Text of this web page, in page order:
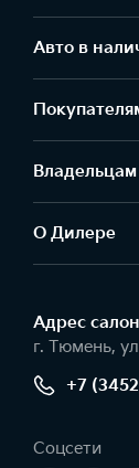
Авто в
Владельцам
О Дилере
Адрес
г. Тюмень,
+7
Соцсети